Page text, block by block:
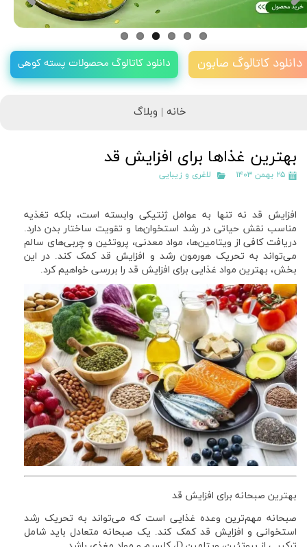
دانلود کاتالوگ محصولات پسته کوهی دانلود کاتالوگ صابون
خانه | وبلاگ
بهترین غذاها برای افزایش قد
۲۵ بهمن ۱۴۰۳ لاغری و زیبایی
افزایش قد نه‌ تنها به عوامل ژنتیکی وابسته است، بلکه تغذیه
مناسب نقش حیاتی در رشد استخوان‌ها و تقویت ساختار بدن دارد.
دریافت کافی از ویتامین‌ها، مواد معدنی، پروتئین و چربی‌های سالم
می‌تواند به تحریک هورمون رشد و افزایش قد کمک کند. در این
بخش، بهترین مواد غذایی برای افزایش قد را بررسی خواهیم کرد.
بهترین صبحانه برای افزایش قد
صبحانه مهم‌ترین وعده غذایی است که می‌تواند به تحریک رشد
استخوانی و افزایش قد کمک کند. یک صبحانه متعادل باید شامل